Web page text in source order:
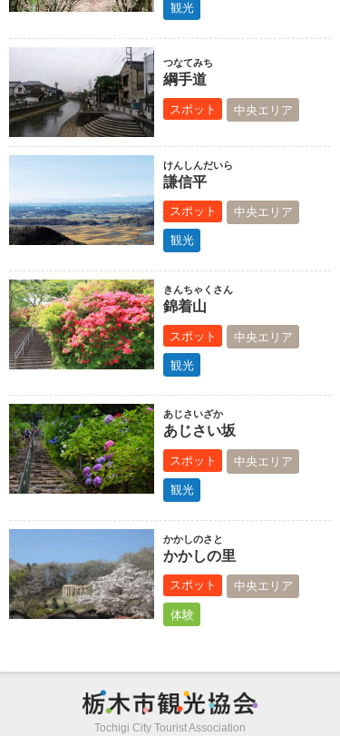
観光
つなてみち
綱手道
スポット 中央エリア
けんしんだいら
謙信平
スポット 中央エリア
観光
きんちゃくさん
錦着山
スポット 中央エリア
観光
あじさいざか
あじさい坂
スポット 中央エリア
観光
かかしのさと
かかしの里
スポット 中央エリア
体験
Tochigi City Tourist Association